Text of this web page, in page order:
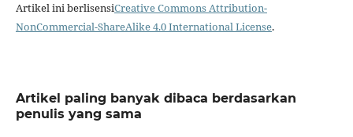
Artikel ini berlisensiCreative Commons Attribution-
NonCommercial-ShareAlike 4.0 International License.
Artikel paling banyak dibaca berdasarkan
penulis yang sama